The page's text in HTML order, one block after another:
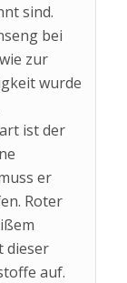
sind.
bei
zur
wurde
ist der
er
Roter
dieser
auf.